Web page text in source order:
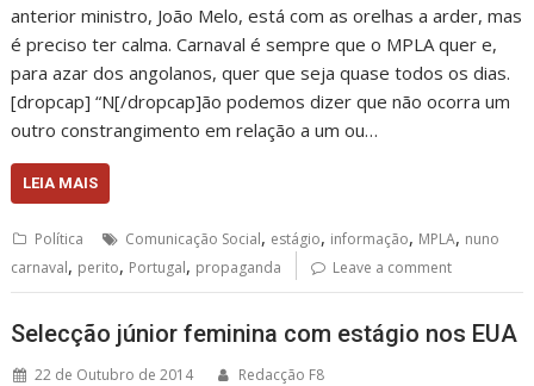
anterior ministro, João Melo, está com as orelhas a arder, mas
é preciso ter calma. Carnaval é sempre que o MPLA quer e,
para azar dos angolanos, quer que seja quase todos os dias.
[dropcap] “N[/dropcap]ão podemos dizer que não ocorra um
outro constrangimento em relação a um ou…
LEIA MAIS
Política Comunicação Social, estágio, informação, MPLA, nuno
carnaval, perito, Portugal, propaganda Leave a comment
Selecção júnior feminina com estágio nos EUA
22 de Outubro de 2014 Redacção F8